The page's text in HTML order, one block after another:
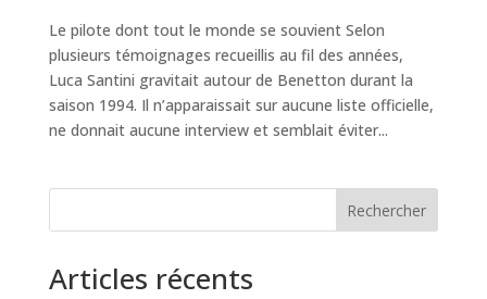
Le pilote dont tout le monde se souvient Selon
plusieurs témoignages recueillis au fil des années,
Luca Santini gravitait autour de Benetton durant la
saison 1994. Il n’apparaissait sur aucune liste officielle,
ne donnait aucune interview et semblait éviter...
Rechercher
Articles récents